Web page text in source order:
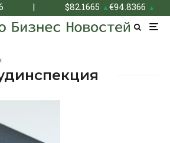
| $82.1665 ▲€94.8366 ▲